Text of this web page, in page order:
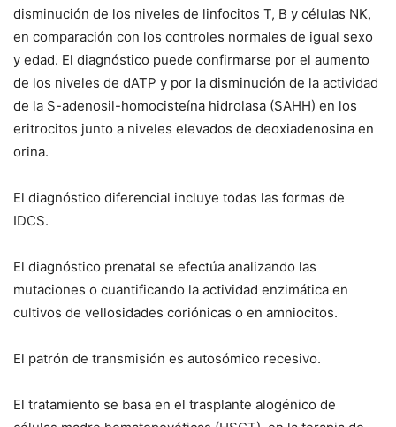
disminución de los niveles de linfocitos T, B y células NK,
en comparación con los controles normales de igual sexo
y edad. El diagnóstico puede confirmarse por el aumento
de los niveles de dATP y por la disminución de la actividad
de la S-adenosil-homocisteína hidrolasa (SAHH) en los
eritrocitos junto a niveles elevados de deoxiadenosina en
orina.
El diagnóstico diferencial incluye todas las formas de
IDCS.
El diagnóstico prenatal se efectúa analizando las
mutaciones o cuantificando la actividad enzimática en
cultivos de vellosidades coriónicas o en amniocitos.
El patrón de transmisión es autosómico recesivo.
El tratamiento se basa en el trasplante alogénico de